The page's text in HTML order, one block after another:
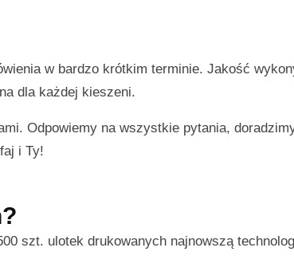
w bardzo krótkim terminie. Jakość
dla każdej kieszeni.
Odpowiemy na wszystkie pytania,
i Ty!
szt. ulotek drukowanych najnowszą